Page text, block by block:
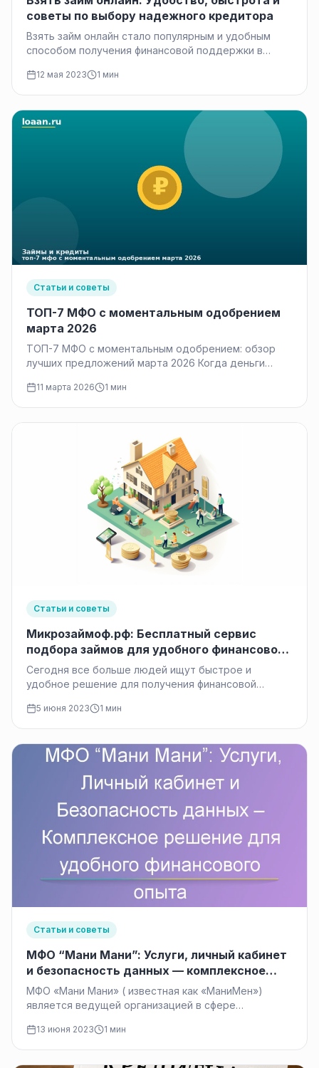
советы по выбору надежного кредитора
Взять займ онлайн стало популярным и удобным
способом получения финансовой поддержки в
12 мая 2023 1 мин
Статьи и советы
ТОП-7 МФО с моментальным одобрением
марта 2026
ТОП-7 МФО с моментальным одобрением: обзор
лучших предложений марта 2026 Когда деньги
11 марта 2026 1 мин
Статьи и советы
Микрозаймоф.рф: Бесплатный сервис
подбора займов для удобного финансового
решения
Сегодня все больше людей ищут быстрое и
удобное решение для получения финансовой
финансовых…
5 июня 2023 1 мин
Статьи и советы
МФО “Мани Мани”: Услуги, личный кабинет
и безопасность данных — комплексное
решение для удобного финансового опыта
МФО «Мани Мани» ( известная как «МаниМен»)
является ведущей организацией в сфере
спектр услуг,…
13 июня 2023 1 мин